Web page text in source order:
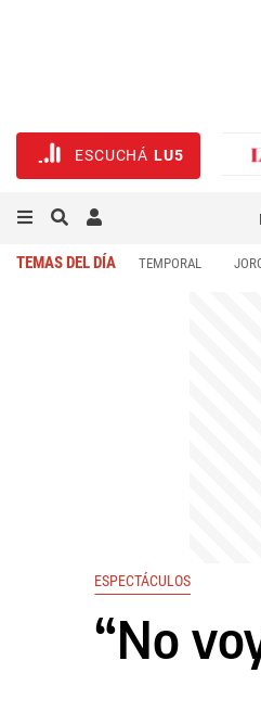
ESCUCHÁ LU5
TEMAS DEL DÍA TEMPORAL
ESPECTÁCULOS
“No